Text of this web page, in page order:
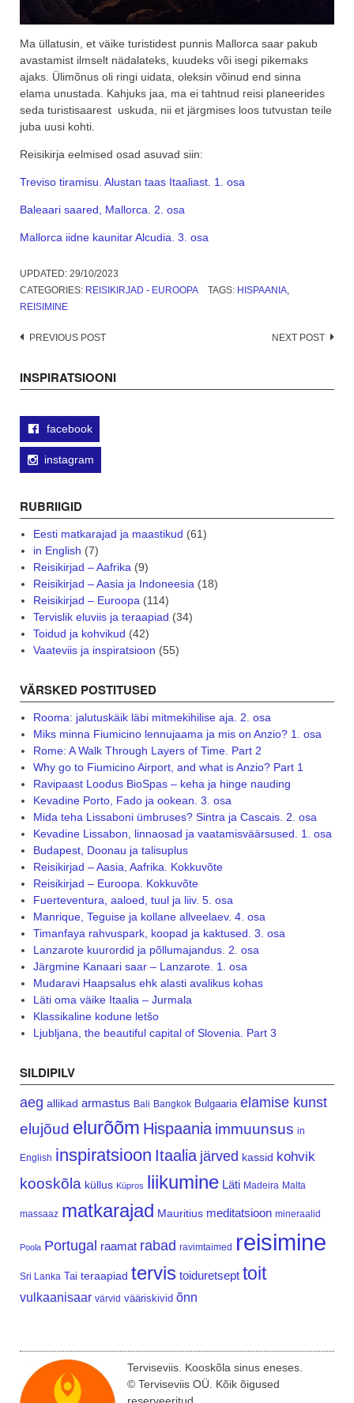
Ma üllatusin, et väike turistidest punnis Mallorca saar pakub
avastamist ilmselt nädalateks, kuudeks või isegi pikemaks
ajaks. Ülimõnus oli ringi uidata, oleksin võinud end sinna
elama unustada. Kahjuks jaa, ma ei tahtnud reisi planeerides
seda turistisaarest uskuda, nii et järgmises loos tutvustan teile
juba uusi kohti.
Reisikirja eelmised osad asuvad siin:
Treviso tiramisu. Alustan taas Itaaliast. 1. osa
Baleaari saared, Mallorca. 2. osa
Mallorca iidne kaunitar Alcudia. 3. osa
UPDATED: 29/10/2023
CATEGORIES: REISIKIRJAD - EUROOPA TAGS: HISPAANIA,
REISIMINE
Post
PREVIOUS POST NEXT POST
INSPIRATSIOONI
facebook
instagram
RUBRIIGID
Eesti matkarajad ja maastikud (61)
in English (7)
Reisikirjad – Aafrika (9)
Reisikirjad – Aasia ja Indoneesia (18)
Reisikirjad – Euroopa (114)
Tervislik eluviis ja teraapiad (34)
Toidud ja kohvikud (42)
Vaateviis ja inspiratsioon (55)
VÄRSKED POSTITUSED
Rooma: jalutuskäik läbi mitmekihilise aja. 2. osa
Miks minna Fiumicino lennujaama ja mis on Anzio? 1. osa
Rome: A Walk Through Layers of Time. Part 2
Why go to Fiumicino Airport, and what is Anzio? Part 1
Ravipaast Loodus BioSpas – keha ja hinge nauding
Kevadine Porto, Fado ja ookean. 3. osa
Mida teha Lissaboni ümbruses? Sintra ja Cascais. 2. osa
Kevadine Lissabon, linnaosad ja vaatamisväärsused. 1. osa
Budapest, Doonau ja talisuplus
Reisikirjad – Aasia, Aafrika. Kokkuvõte
Reisikirjad – Euroopa. Kokkuvõte
Fuerteventura, aaloed, tuul ja liiv. 5. osa
Manrique, Teguise ja kollane allveelaev. 4. osa
Timanfaya rahvuspark, koopad ja kaktused. 3. osa
Lanzarote kuurordid ja põllumajandus. 2. osa
Järgmine Kanaari saar – Lanzarote. 1. osa
Mudaravi Haapsalus ehk alasti avalikus kohas
Läti oma väike Itaalia – Jurmala
Klassikaline kodune letšo
Ljubljana, the beautiful capital of Slovenia. Part 3
SILDIPILV
aeg allikad armastus Bali Bangkok Bulgaaria elamise kunst
elujõud elurõõm Hispaania immuunsus in
English inspiratsioon Itaalia järved kassid kohvik
kooskõla küllus Küpros liikumine Läti Madeira Malta
massaaz matkarajad Mauritius meditatsioon mineraalid
Poola Portugal raamat rabad ravimtaimed reisimine
Sri Lanka Tai teraapiad tervis toiduretsept toit
vulkaanisaar värvid vääriskivid õnn
Terviseviis. Kooskõla sinus eneses.
© Terviseviis OÜ. Kõik õigused
reserveeritud.